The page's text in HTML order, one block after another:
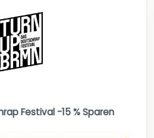
Festival -15 % Sparen